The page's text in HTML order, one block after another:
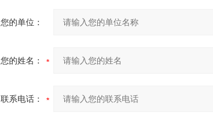
您的单位：
您的姓名：
联系电话：